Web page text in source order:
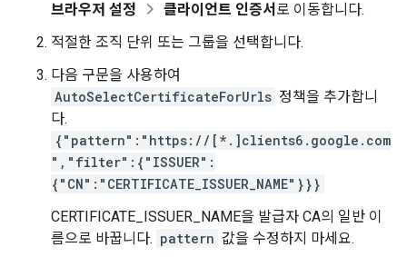
브라우저 설정
클라이언트 인증서 로 이동합니다.
적절한 조직 단위 또는 그룹을 선택합니다.
다음 구문을 사용하여
AutoSelectCertificateForUrls 정책을 추가합니
다.
{"pattern":"https://[*.]clients6.google.com
","filter":{"ISSUER":
{"CN":"CERTIFICATE_ISSUER_NAME"}}}
CERTIFICATE_ISSUER_NAME을 발급자 CA의 일반 이
름으로 바꿉니다. pattern 값을 수정하지 마세요.